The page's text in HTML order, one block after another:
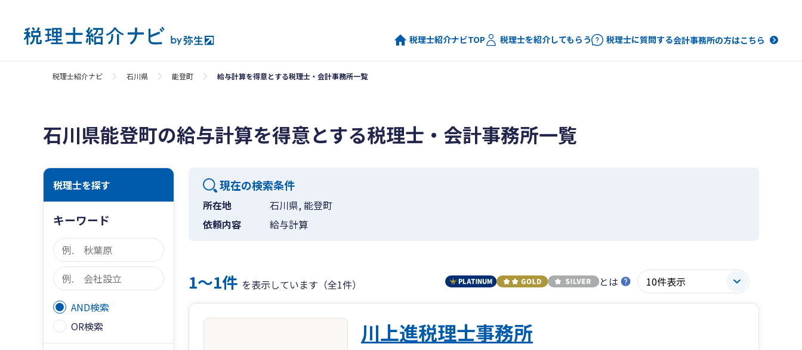
税理士紹介ナビTOP 税理士を紹介してもらう 税理士に質問する会計事務所の方はこちら
税理士紹介ナビ 石川県 能登町 給与計算を得意とする税理士・会計事務所一覧
石川県能登町の給与計算を得意とする税理士・会計事務所一覧
税理士を探す
キーワード
AND検索
OR検索
現在の検索条件
所在地
石川県, 能登町
依頼内容
給与計算
1〜1件 を表示しています（全1件） とは
川上進税理士事務所